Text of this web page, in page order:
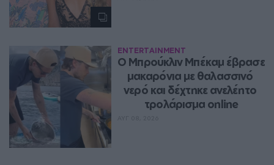
ENTERTAINMENT
Ο Μπρούκλιν Μπέκαμ έβρασε
μακαρόνια με θαλασσινό
νερό και δέχτηκε ανελέητο
τρολάρισμα online